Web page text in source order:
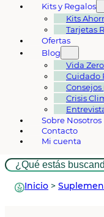
Kits y Regalos
Kits
Tarjetas
Ofertas
Blog
Vida
Cuidado
Crisis
Sobre Nosotros
Contacto
Mi cuenta
Buscar
Inicio >